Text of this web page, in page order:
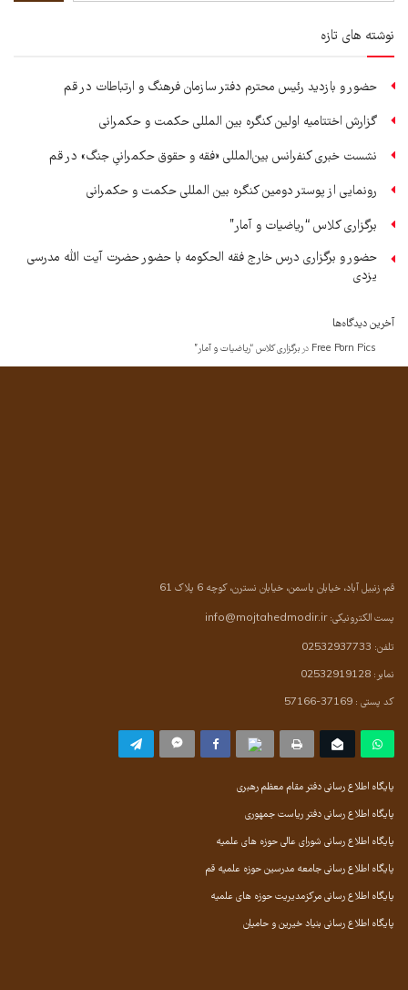
نوشته های تازه
حضور و بازدید رئیس محترم دفتر سازمان فرهنگ و ارتباطات در قم
گزارش اختتامیه اولین کنگره بین المللی حکمت و حکمرانی
نشست خبری کنفرانس بین‌المللی «فقه و حقوق حکمرانیِ جنگ» در قم
رونمایی از پوستر دومین کنگره بین المللی حکمت و حکمرانی
برگزاری کلاس “ریاضیات و آمار”
حضور و برگزاری درس خارج فقه الحکومه با حضور حضرت آیت الله مدرسی
یزدی
آخرین دیدگاه‌ها
Free Porn Pics در برگزاری کلاس “ریاضیات و آمار”
قم، زنبیل آباد، خیابان یاسمن، خیابان نسترن، کوچه 6 پلاک 61
پست الکترونیکی:info@mojtahedmodir.ir
تلفن: 02532937733
نمابر: 02532919128
کد پستی : 37169-57166
پایگاه اطلاع رسانی دفتر مقام معظم رهبری
پایگاه اطلاع رسانی دفتر ریاست جمهوری
پایگاه اطلاع رسانی شورای عالی حوزه های علمیه
پایگاه اطلاع رسانی جامعه مدرسین حوزه علمیه قم
پایگاه اطلاع رسانی مرکزمدیریت حوزه های علمیه
پایگاه اطلاع رسانی بنیاد خیرین و حامیان